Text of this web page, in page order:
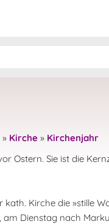
» Kirche » Kirchenjahr
Ostern. Sie ist die
Kirche die »stille
Dienstag nach